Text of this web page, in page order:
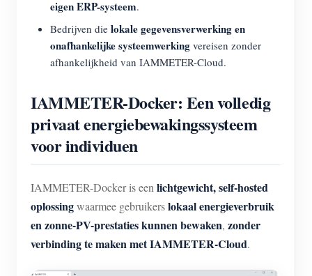
eigen ERP-systeem.
Bedrijven die lokale gegevensverwerking en
onafhankelijke systeemwerking vereisen zonder
afhankelijkheid van IAMMETER-Cloud.
IAMMETER-Docker: Een volledig
privaat energiebewakingssysteem
voor individuen
IAMMETER-Docker is een lichtgewicht, self-hosted
oplossingwaarmee gebruikerslokaal energieverbruik
en zonne-PV-prestaties kunnen bewaken, zonder
verbinding te maken met IAMMETER-Cloud.